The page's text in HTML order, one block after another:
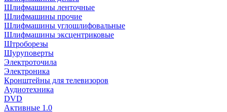
Шлифмашины ленточные
Шлифмашины прочие
Шлифмашины углошлифовальные
Шлифмашины эксцентриковые
Штроборезы
Шуруповерты
Электроточила
Электроника
Кронштейны для телевизоров
Аудиотехника
DVD
Активные 1.0